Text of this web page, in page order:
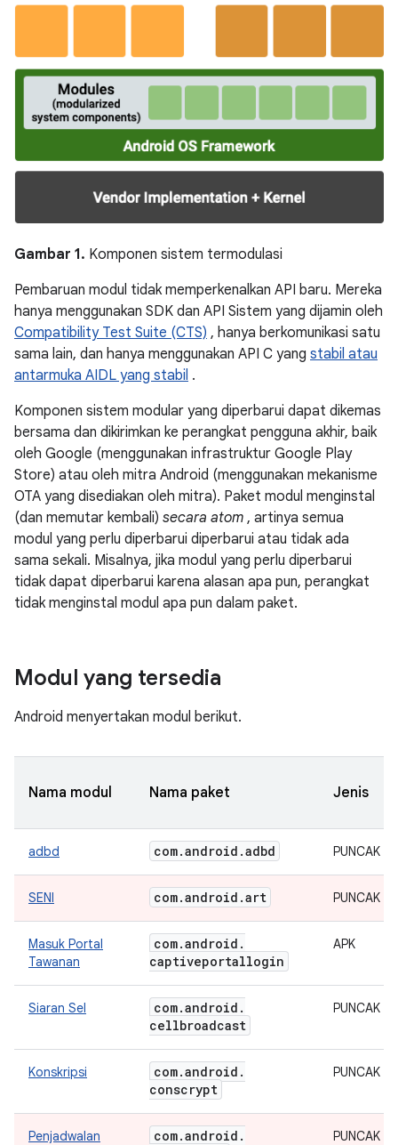
Gambar 1. Komponen sistem termodulasi
Pembaruan modul tidak memperkenalkan API baru. Mereka
hanya menggunakan SDK dan API Sistem yang dijamin oleh
Compatibility Test Suite (CTS) , hanya berkomunikasi satu
sama lain, dan hanya menggunakan API C yang stabil atau
antarmuka AIDL yang stabil .
Komponen sistem modular yang diperbarui dapat dikemas
bersama dan dikirimkan ke perangkat pengguna akhir, baik
oleh Google (menggunakan infrastruktur Google Play
Store) atau oleh mitra Android (menggunakan mekanisme
OTA yang disediakan oleh mitra). Paket modul menginstal
(dan memutar kembali) secara atom , artinya semua
modul yang perlu diperbarui diperbarui atau tidak ada
sama sekali. Misalnya, jika modul yang perlu diperbarui
tidak dapat diperbarui karena alasan apa pun, perangkat
tidak menginstal modul apa pun dalam paket.
Modul yang tersedia
Android menyertakan modul berikut.
Nama modul Nama paket Jenis
adbd com.android .adbd PUNCAK
SENI com.android .art PUNCAK
Masuk Portal
Tawanan
com.android .
captiveportallogin
APK
Siaran Sel com.android .
cellbroadcast
PUNCAK
Konskripsi com.android .
conscrypt
PUNCAK
Penjadwalan
com.android .
PUNCAK